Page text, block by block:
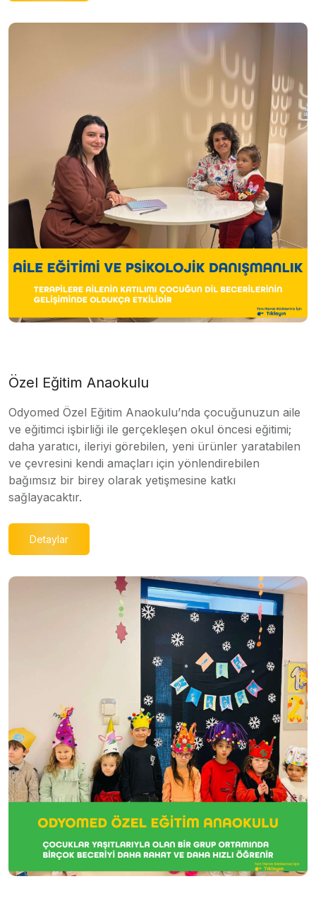
Özel Eğitim Anaokulu
Odyomed Özel Eğitim Anaokulu’nda çocuğunuzun aile
ve eğitimci işbirliği ile gerçekleşen okul öncesi eğitimi;
daha yaratıcı, ileriyi görebilen, yeni ürünler yaratabilen
ve çevresini kendi amaçları için yönlendirebilen
bağımsız bir birey olarak yetişmesine katkı
sağlayacaktır.
Detaylar